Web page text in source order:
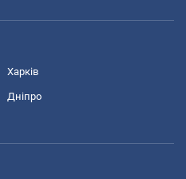
Харків
Дніпро